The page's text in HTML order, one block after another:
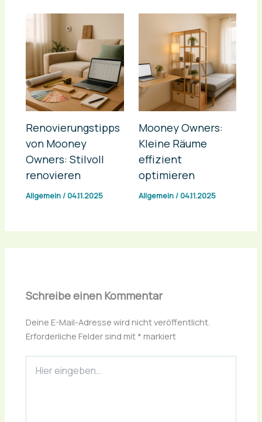
Renovierungstipps
von Mooney
Owners: Stilvoll
renovieren
Allgemein/ 04.11.2025
Mooney Owners:
Kleine Räume
effizient
optimieren
Allgemein/ 04.11.2025
Schreibe einen Kommentar
Deine E-Mail-Adresse wird nicht veröffentlicht.
Erforderliche Felder sind mit * markiert
eingeben…